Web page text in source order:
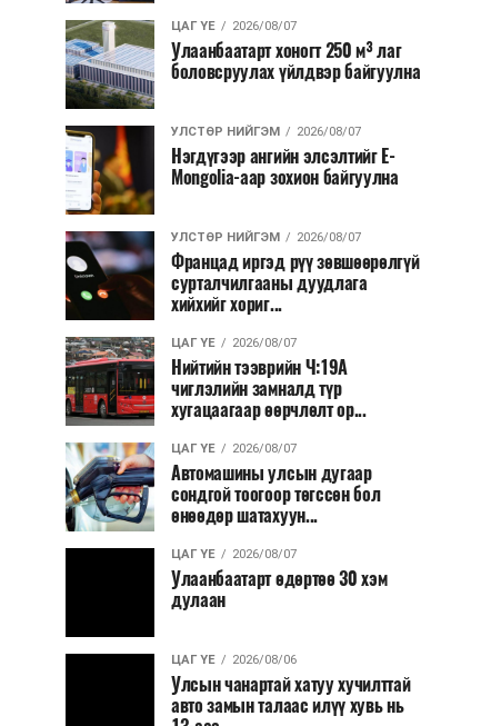
ЦАГ ҮЕ 2026/08/07
Улаанбаатарт хоногт 250 м³ лаг
боловсруулах үйлдвэр байгуулна
УЛСТӨР НИЙГЭМ 2026/08/07
Нэгдүгээр ангийн элсэлтийг E-
Mongolia-аар зохион байгуулна
УЛСТӨР НИЙГЭМ 2026/08/07
Францад иргэд рүү зөвшөөрөлгүй
сурталчилгааны дуудлага
хийхийг хориг...
ЦАГ ҮЕ 2026/08/07
Нийтийн тээврийн Ч:19А
чиглэлийн замналд түр
хугацаагаар өөрчлөлт ор...
ЦАГ ҮЕ 2026/08/07
Автомашины улсын дугаар
сондгой тоогоор төгссөн бол
өнөөдөр шатахуун...
ЦАГ ҮЕ 2026/08/07
Улаанбаатарт өдөртөө 30 хэм
дулаан
ЦАГ ҮЕ 2026/08/06
Улсын чанартай хатуу хучилттай
авто замын талаас илүү хувь нь